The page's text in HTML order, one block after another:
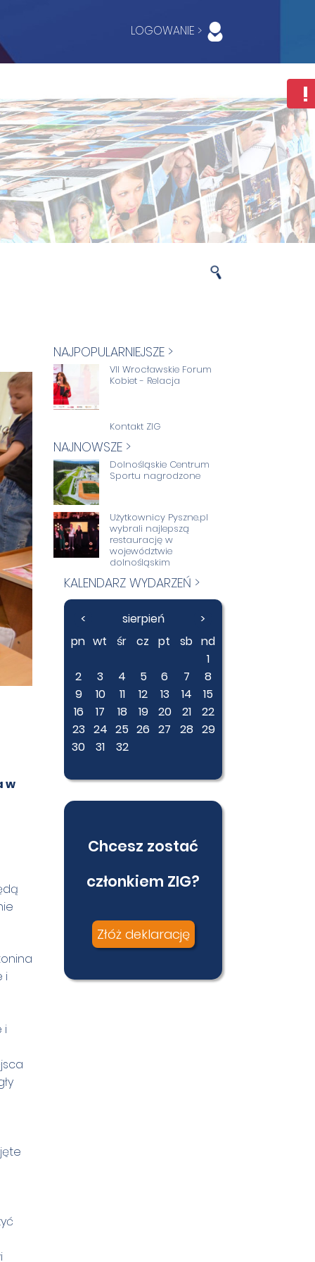
LOGOWANIE >
w
i
i
NAJPOPULARNIEJSZE >
VII Wrocławskie Forum
Kobiet - Relacja
Kontakt ZIG
NAJNOWSZE >
Dolnośląskie Centrum
Sportu nagrodzone
Użytkownicy Pyszne.pl
wybrali najlepszą
restaurację w
województwie
dolnośląskim
KALENDARZ WYDARZEŃ >
< sierpień
>
pn wt śr cz pt sb nd
1
2
3 4 5 6 7
8
9
10 11 12 13 14
15
16
17 18 19 20 21
22
23 24 25 26 27 28 29
30
31 32
Chcesz zostać
członkiem ZIG?
Złóż deklarację